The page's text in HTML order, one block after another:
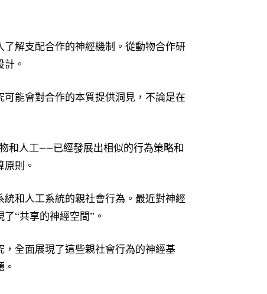
解支配合作的神經機制。從動物合作研
。
能會對合作的本質提供洞見，不論是在
和人工——已經發展出相似的行為策略和
則。
和人工系統的親社會行為。最近對神經
“共享的神經空間”。
全面展現了這些親社會行為的神經基